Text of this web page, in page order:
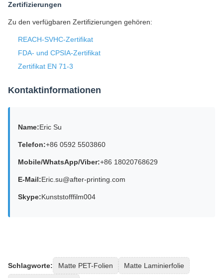
Zertifizierungen
Zu den verfügbaren Zertifizierungen gehören:
REACH-SVHC-Zertifikat
FDA- und CPSIA-Zertifikat
Zertifikat EN 71-3
Kontaktinformationen
Name:Eric Su
Telefon:+86 0592 5503860
Mobile/WhatsApp/Viber:+86 18020768629
E-Mail:Eric.su@after-printing.com
Skype:Kunststofffilm004
Schlagworte: Matte PET-Folien Matte Laminierfolie